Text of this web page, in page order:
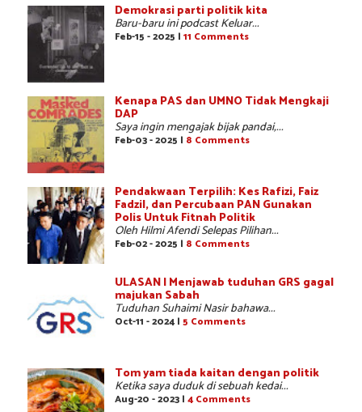
Demokrasi parti politik kita
Baru-baru ini podcast Keluar...
Feb-15 - 2025 | 11 Comments
Kenapa PAS dan UMNO Tidak Mengkaji
DAP
Saya ingin mengajak bijak pandai,...
Feb-03 - 2025 | 8 Comments
Pendakwaan Terpilih: Kes Rafizi, Faiz
Fadzil, dan Percubaan PAN Gunakan
Polis Untuk Fitnah Politik
Oleh Hilmi Afendi Selepas Pilihan...
Feb-02 - 2025 | 8 Comments
ULASAN | Menjawab tuduhan GRS gagal
majukan Sabah
Tuduhan Suhaimi Nasir bahawa...
Oct-11 - 2024 | 5 Comments
Tom yam tiada kaitan dengan politik
Ketika saya duduk di sebuah kedai...
Aug-20 - 2023 | 4 Comments